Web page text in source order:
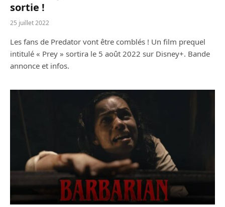
sortie !
25 juillet 2022
Les fans de Predator vont être comblés ! Un film prequel
intitulé « Prey » sortira le 5 août 2022 sur Disney+. Bande
annonce et infos.